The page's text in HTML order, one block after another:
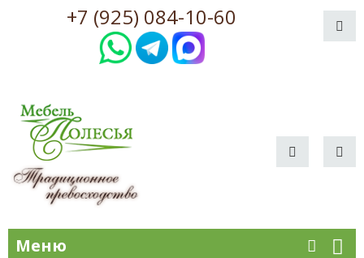
+7 (925) 084-10-60
Меню